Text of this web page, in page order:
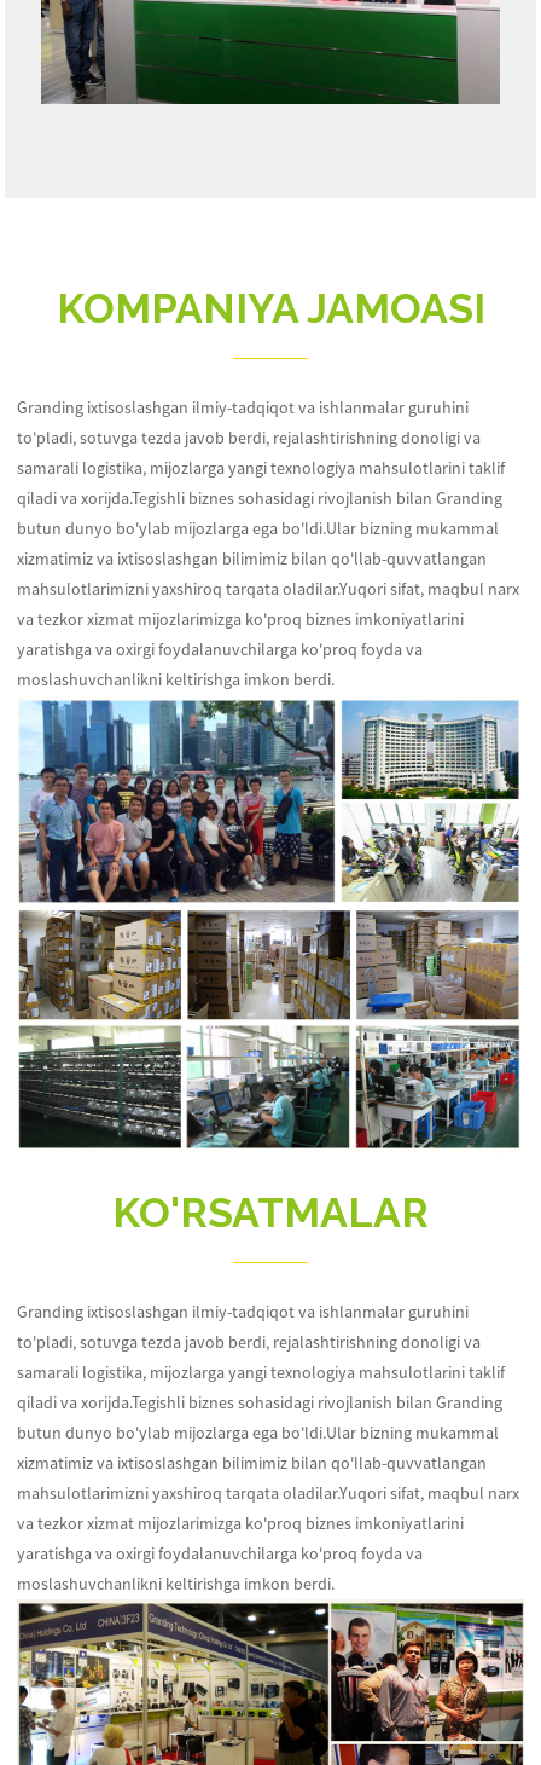
KOMPANIYA JAMOASI
Granding ixtisoslashgan ilmiy-tadqiqot va ishlanmalar guruhini
to'pladi, sotuvga tezda javob berdi, rejalashtirishning donoligi va
samarali logistika, mijozlarga yangi texnologiya mahsulotlarini taklif
qiladi va xorijda.Tegishli biznes sohasidagi rivojlanish bilan Granding
butun dunyo bo'ylab mijozlarga ega bo'ldi.Ular bizning mukammal
xizmatimiz va ixtisoslashgan bilimimiz bilan qo'llab-quvvatlangan
mahsulotlarimizni yaxshiroq tarqata oladilar.Yuqori sifat, maqbul narx
va tezkor xizmat mijozlarimizga ko'proq biznes imkoniyatlarini
yaratishga va oxirgi foydalanuvchilarga ko'proq foyda va
moslashuvchanlikni keltirishga imkon berdi.
KO'RSATMALAR
Granding ixtisoslashgan ilmiy-tadqiqot va ishlanmalar guruhini
to'pladi, sotuvga tezda javob berdi, rejalashtirishning donoligi va
samarali logistika, mijozlarga yangi texnologiya mahsulotlarini taklif
qiladi va xorijda.Tegishli biznes sohasidagi rivojlanish bilan Granding
butun dunyo bo'ylab mijozlarga ega bo'ldi.Ular bizning mukammal
xizmatimiz va ixtisoslashgan bilimimiz bilan qo'llab-quvvatlangan
mahsulotlarimizni yaxshiroq tarqata oladilar.Yuqori sifat, maqbul narx
va tezkor xizmat mijozlarimizga ko'proq biznes imkoniyatlarini
yaratishga va oxirgi foydalanuvchilarga ko'proq foyda va
moslashuvchanlikni keltirishga imkon berdi.